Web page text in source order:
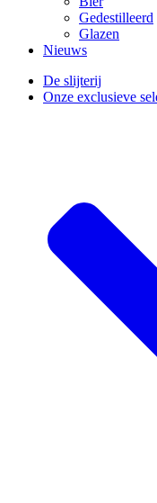
Gedestilleerd
Glazen
Nieuws
De slijterij
Onze exclusieve